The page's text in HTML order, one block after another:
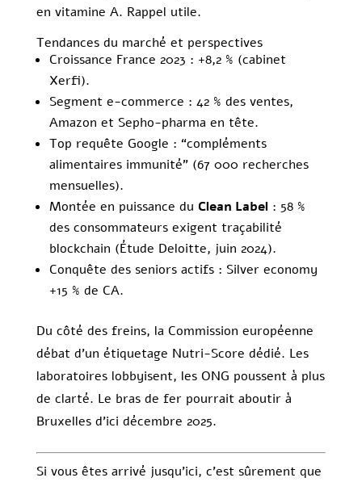
en vitamine A. Rappel utile.
Tendances du marché et perspectives
Croissance France 2023 : +8,2 % (cabinet
Xerfi).
Segment e-commerce : 42 % des ventes,
Amazon et Sepho-pharma en tête.
Top requête Google : “compléments
alimentaires immunité” (67 000 recherches
mensuelles).
Montée en puissance du Clean Label: 58 %
des consommateurs exigent traçabilité
blockchain (Étude Deloitte, juin 2024).
Conquête des seniors actifs : Silver economy
+15 % de CA.
Du côté des freins, la Commission européenne
débat d’un étiquetage Nutri-Score dédié. Les
laboratoires lobbyisent, les ONG poussent à plus
de clarté. Le bras de fer pourrait aboutir à
Bruxelles d’ici décembre 2025.
Si vous êtes arrivé jusqu’ici, c’est sûrement que